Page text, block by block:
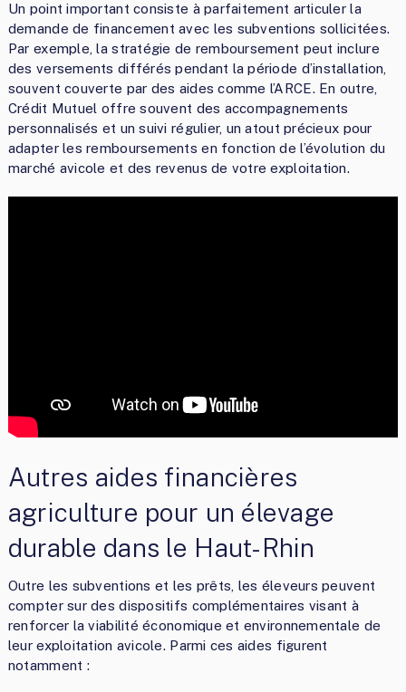
Un point important consiste à parfaitement articuler la
demande de financement avec les subventions sollicitées.
Par exemple, la stratégie de remboursement peut inclure
des versements différés pendant la période d’installation,
souvent couverte par des aides comme l’ARCE. En outre,
Crédit Mutuel offre souvent des accompagnements
personnalisés et un suivi régulier, un atout précieux pour
adapter les remboursements en fonction de l’évolution du
marché avicole et des revenus de votre exploitation.
Autres aides financières
agriculture pour un élevage
durable dans le Haut-Rhin
Outre les subventions et les prêts, les éleveurs peuvent
compter sur des dispositifs complémentaires visant à
renforcer la viabilité économique et environnementale de
leur exploitation avicole. Parmi ces aides figurent
notamment :